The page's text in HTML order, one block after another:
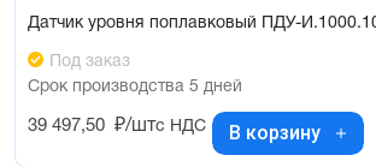
Датчик уровня поплавковый ПДУ-
Под заказ
Срок производства 5 дней
39 497,50 ₽/штс НДС В корзину